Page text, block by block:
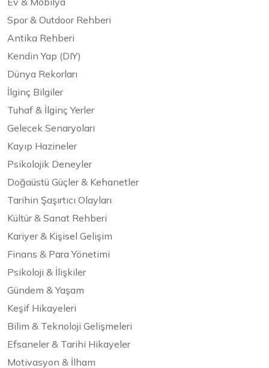
Spor & Outdoor Rehberi
Antika Rehberi
Kendin Yap (DIY)
Dünya Rekorları
İlginç Bilgiler
Tuhaf & İlginç Yerler
Gelecek Senaryoları
Kayıp Hazineler
Psikolojik Deneyler
Doğaüstü Güçler & Kehanetler
Tarihin Şaşırtıcı Olayları
Kültür & Sanat Rehberi
Kariyer & Kişisel Gelişim
Finans & Para Yönetimi
Psikoloji & İlişkiler
Gündem & Yaşam
Keşif Hikayeleri
Bilim & Teknoloji Gelişmeleri
Efsaneler & Tarihi Hikayeler
Motivasyon & İlham